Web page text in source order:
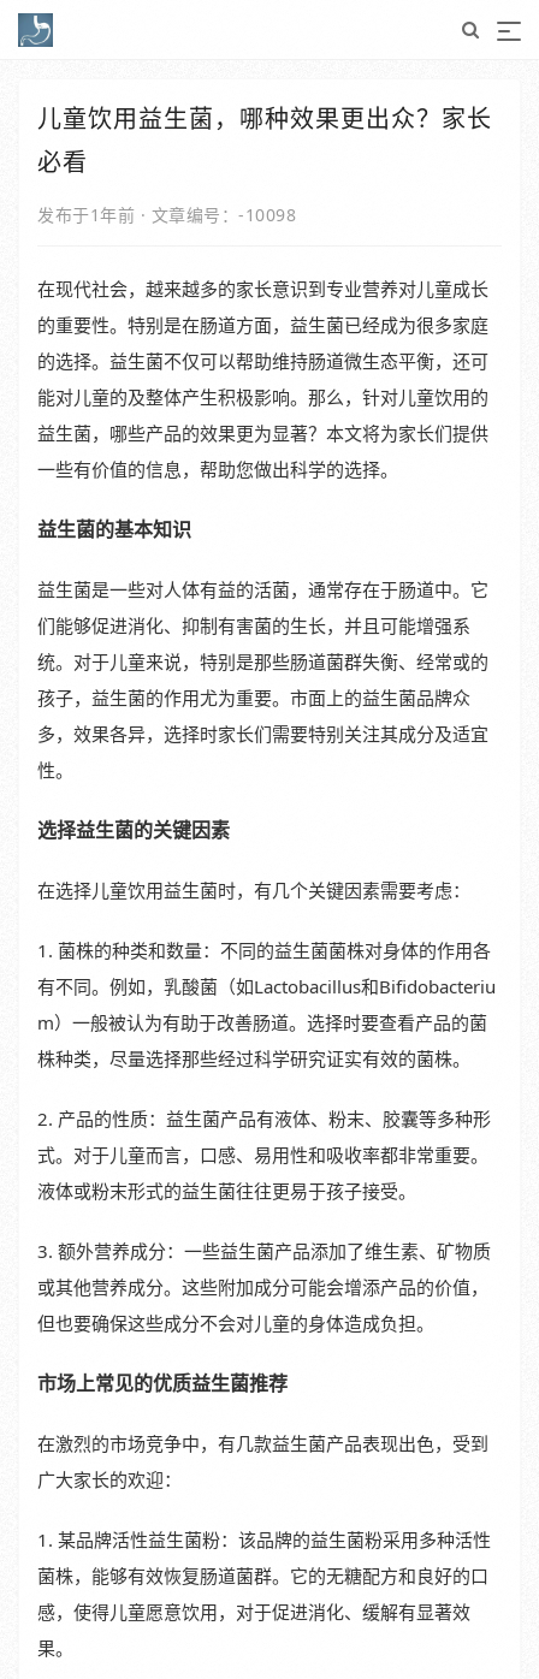
儿童饮用益生菌，哪种效果更出众？家长
必看
发布于1年前 · 文章编号：-10098
在现代社会，越来越多的家长意识到专业营养对儿童成长
的重要性。特别是在肠道方面，益生菌已经成为很多家庭
的选择。益生菌不仅可以帮助维持肠道微生态平衡，还可
能对儿童的及整体产生积极影响。那么，针对儿童饮用的
益生菌，哪些产品的效果更为显著？本文将为家长们提供
一些有价值的信息，帮助您做出科学的选择。
益生菌的基本知识
益生菌是一些对人体有益的活菌，通常存在于肠道中。它
们能够促进消化、抑制有害菌的生长，并且可能增强系
统。对于儿童来说，特别是那些肠道菌群失衡、经常或的
孩子，益生菌的作用尤为重要。市面上的益生菌品牌众
多，效果各异，选择时家长们需要特别关注其成分及适宜
性。
选择益生菌的关键因素
在选择儿童饮用益生菌时，有几个关键因素需要考虑：
1. 菌株的种类和数量：不同的益生菌菌株对身体的作用各
有不同。例如，乳酸菌（如Lactobacillus和Bifidobacteriu
m）一般被认为有助于改善肠道。选择时要查看产品的菌
株种类，尽量选择那些经过科学研究证实有效的菌株。
2. 产品的性质：益生菌产品有液体、粉末、胶囊等多种形
式。对于儿童而言，口感、易用性和吸收率都非常重要。
液体或粉末形式的益生菌往往更易于孩子接受。
3. 额外营养成分：一些益生菌产品添加了维生素、矿物质
或其他营养成分。这些附加成分可能会增添产品的价值，
但也要确保这些成分不会对儿童的身体造成负担。
市场上常见的优质益生菌推荐
在激烈的市场竞争中，有几款益生菌产品表现出色，受到
广大家长的欢迎：
1. 某品牌活性益生菌粉：该品牌的益生菌粉采用多种活性
菌株，能够有效恢复肠道菌群。它的无糖配方和良好的口
感，使得儿童愿意饮用，对于促进消化、缓解有显著效
果。